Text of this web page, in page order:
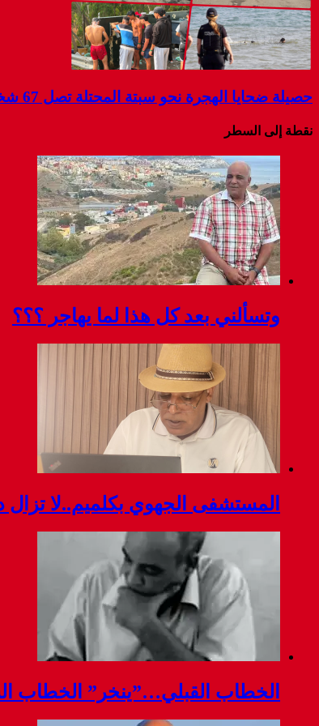
حصيلة ضحايا الهجرة نحو سبتة المحتلة تصل 67 شخصا.. وإسبانيا تواصل البحث عن مفقودين
نقطة إلى السطر
وتسألني بعد كل هذا لما يهاجر ؟؟؟
المستشفى الجهوي بكلميم..لا
الخطاب القبلي…”ينخر” الخطاب